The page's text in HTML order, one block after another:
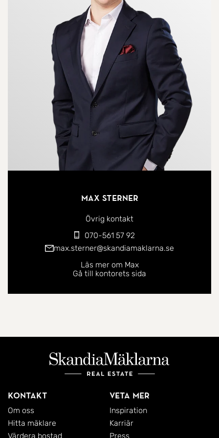
Max Sterner
Övrig kontakt
070-561 57 92
max.sterner@skandiamaklarna.se
Läs mer om Max
Gå till kontorets sida
Kontakt
Om oss
Hitta mäklare
Värdera bostad
Veta mer
Inspiration
Karriär
Press